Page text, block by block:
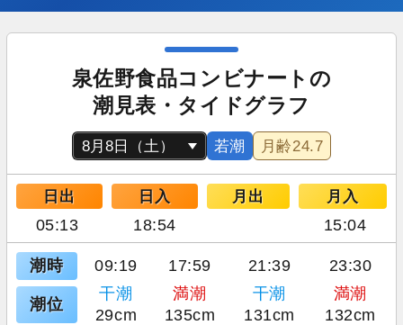
泉佐野食品コンビナートの
潮見表・タイドグラフ
若潮 月齢24.7
日出 日入 月出 月入
05:13 18:54 15:04
潮時 09:19 17:59 21:39 23:30
潮位
干潮 満潮 干潮
満潮
29cm
135cm 131cm 132cm